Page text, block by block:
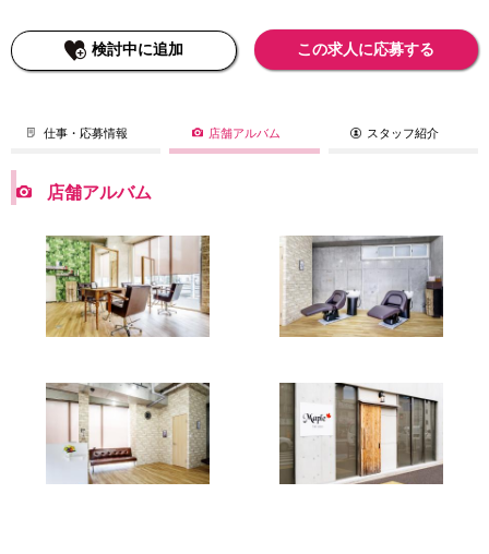
検討中に追加 この求人に応募する
仕事・応募情報 店舗アルバム スタッフ紹介
店舗アルバム